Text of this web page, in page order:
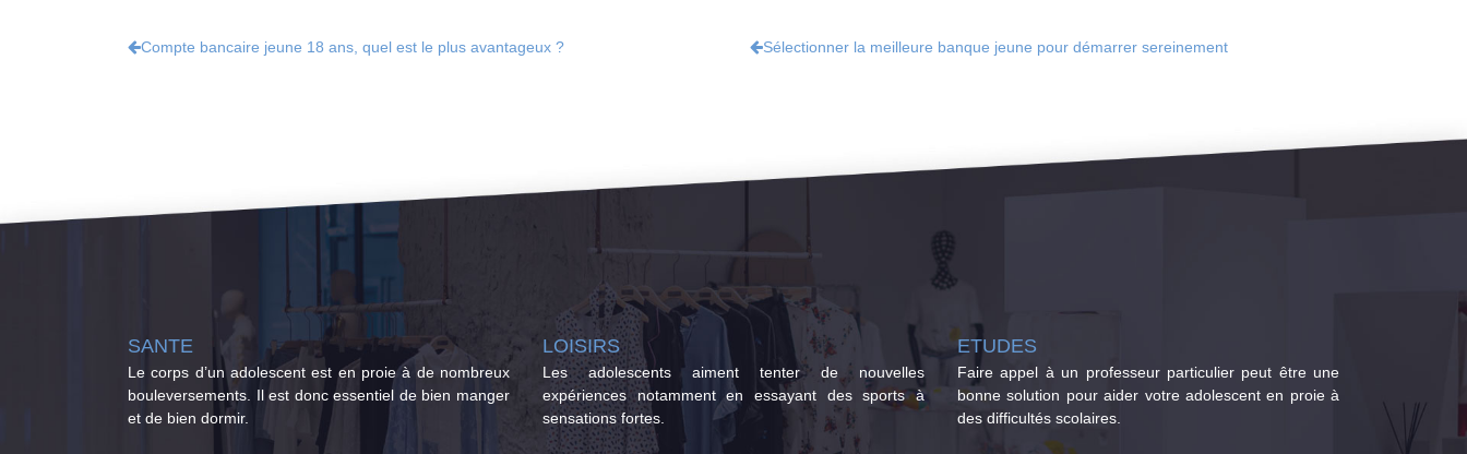
Compte bancaire jeune 18 ans, quel est le plus avantageux ? Sélectionner la meilleure banque jeune pour démarrer sereinement
SANTE
Le corps d’un adolescent est en proie à de nombreux
bouleversements. Il est donc essentiel de bien manger
et de bien dormir.
LOISIRS
Les adolescents aiment tenter de nouvelles
expériences notamment en essayant des sports à
sensations fortes.
ETUDES
Faire appel à un professeur particulier peut être une
bonne solution pour aider votre adolescent en proie à
des difficultés scolaires.